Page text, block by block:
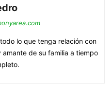
lo que tenga relación con
de su familia a tiempo